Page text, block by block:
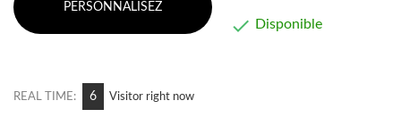
PERSONNALISEZ
 Disponible
REAL TIME: 6 Visitor right now